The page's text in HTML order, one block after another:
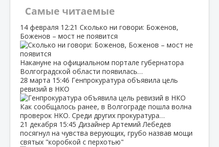
Самые читаемые
14 февраля 12:21 Сколько ни говори: Боженов,
Боженов – мост не появится
Накануне на официальном портале губернатора
Волгоградской области появилась…
28 марта 15:46 Генпрокуратура объявила цель
ревизий в НКО
Как сообщалось ранее, в Волгограде пошла волна
проверок НКО. Среди других прокуратура…
21 декабря 15:45 Дизайнер Артемий Лебедев
посягнул на чувства верующих, грубо назвав мощи
святых "коробкой с перхотью"